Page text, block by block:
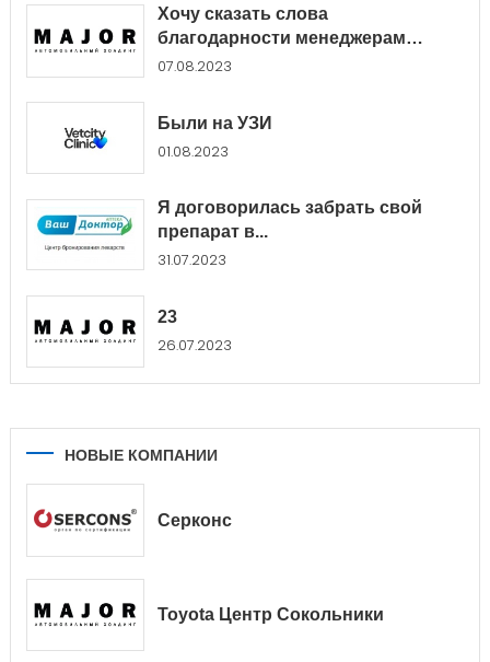
Хочу сказать слова
благодарности менеджерам
Major...
07.08.2023
Были на УЗИ
01.08.2023
Я договорилась забрать свой
препарат в...
31.07.2023
23
26.07.2023
НОВЫЕ КОМПАНИИ
Серконс
Toyota Центр Сокольники